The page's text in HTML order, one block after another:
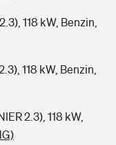
118 kW, Benzin,
118 kW, Benzin,
2.3), 118 kW,